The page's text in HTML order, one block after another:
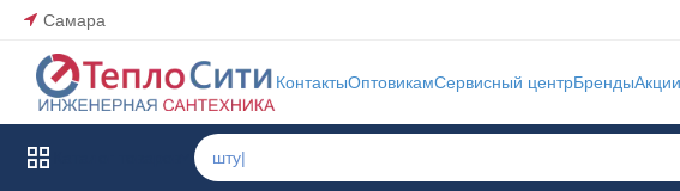
Самара
КонтактыОптовикамСервисный центрБрендыАкции